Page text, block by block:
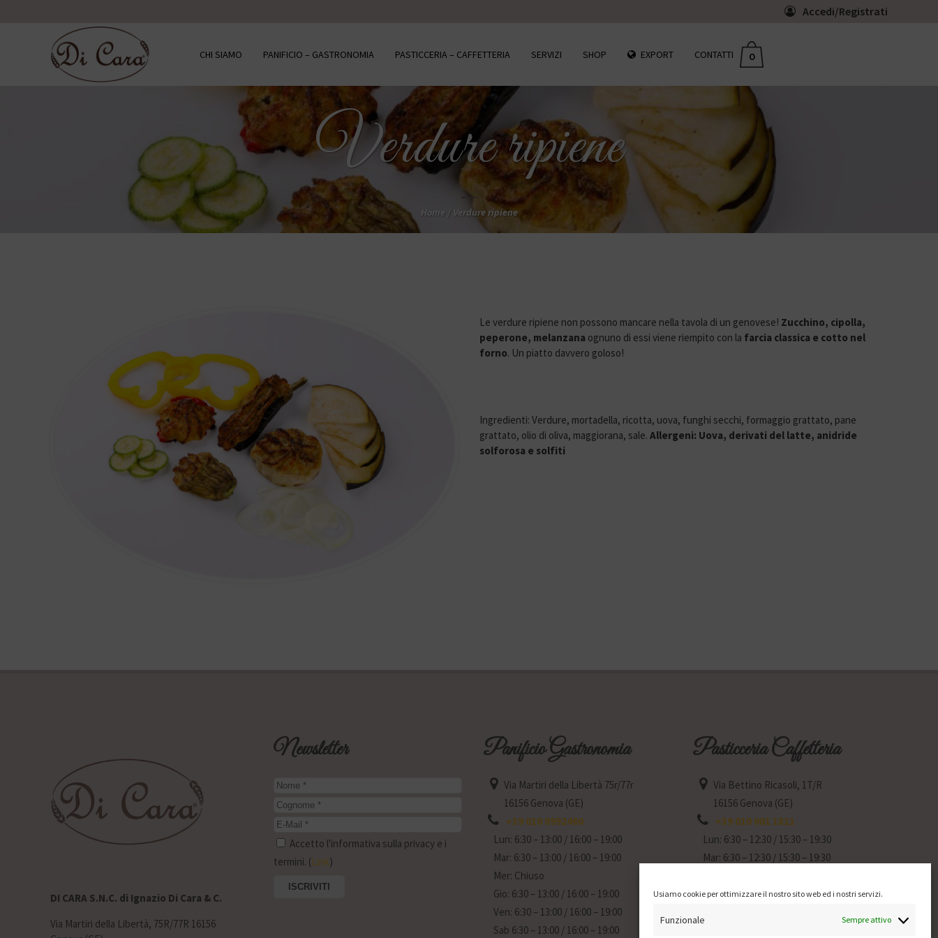
Usiamo cookie per ottimizzare il nostro sito web ed i nostri servizi.
Funzionale Sempre attivo
Accedi/Registrati
0
CHI SIAMO PANIFICIO – GASTRONOMIA PASTICCERIA – CAFFETTERIA SERVIZI SHOP EXPORT CONTATTI
Verdure ripiene
Home / Verdure ripiene
Le verdure ripiene non possono mancare nella tavola di un genovese! Zucchino, cipolla,
peperone, melanzana ognuno di essi viene riempito con la farcia classica e cotto nel
forno. Un piatto davvero goloso!
Ingredienti: Verdure, mortadella, ricotta, uova, funghi secchi, formaggio grattato, pane
grattato, olio di oliva, maggiorana, sale. Allergeni: Uova, derivati del latte, anidride
solforosa e solfiti
DI CARA S.N.C. di Ignazio Di Cara & C.
Via Martiri della Libertà, 75R/77R 16156
Newsletter
Accetto l'informativa sulla privacy e i
termini. (Link)
Panificio Gastronomia
Via Martiri della Libertà 75r/77r
16156 Genova (GE)
+39 010 0992460
Lun: 6:30 – 13:00 / 16:00 – 19:00
Mar: 6:30 – 13:00 / 16:00 – 19:00
Mer: Chiuso
Gio: 6:30 – 13:00 / 16:00 – 19:00
Ven: 6:30 – 13:00 / 16:00 – 19:00
Sab 6:30 – 13:00 / 16:00 – 19:00
Pasticceria Caffetteria
Via Bettino Ricasoli, 1T/R
16156 Genova (GE)
+39 010 001 1811
Lun: 6:30 – 12:30 / 15:30 – 19:30
Mar: 6:30 – 12:30 / 15:30 – 19:30
Gio: 6:30 – 12:30 / 15:30 – 19:30